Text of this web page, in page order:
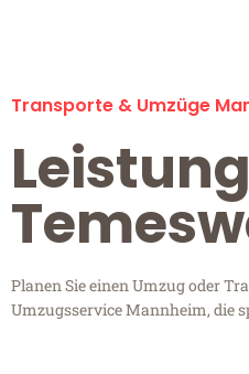
Transporte & Umzüge
Planen Sie einen Umzug oder
Umzugsservice Mannheim, die